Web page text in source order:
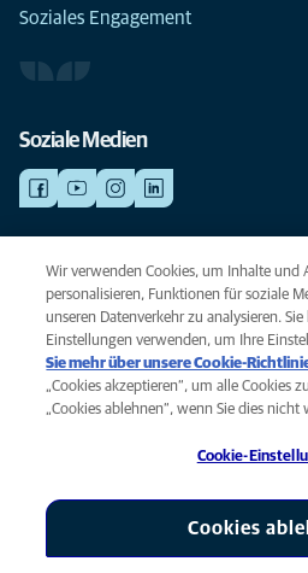
Soziales Engagement
Soziale Medien
NOTDIENSTE
Finden Sie hier Standorte mit Notfall-
Versorgung verdient.
Privacy
Legal
AniCura ist eine
Wir verwenden Cookies, um Inhalte und
personalisieren, Funktionen für soziale
unseren Datenverkehr zu analysieren.
Einstellungen verwenden, um Ihre
Sie mehr über unsere Cookie-
„Cookies akzeptieren“, um alle Cookies
„Cookies ablehnen“, wenn Sie dies nicht
Cookie-
Cookies